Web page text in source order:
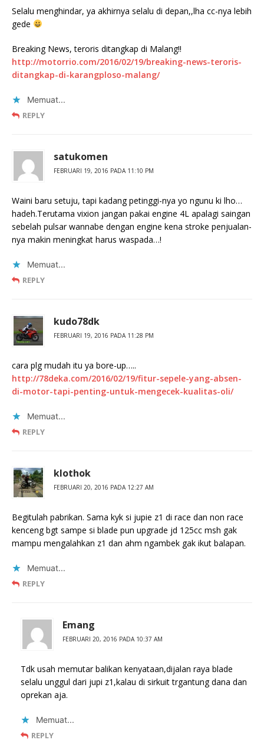
Selalu menghindar, ya akhirnya selalu di depan,,lha cc-nya lebih
gede
Breaking News, teroris ditangkap di Malang!!
http://motorrio.com/2016/02/19/breaking-news-teroris-
ditangkap-di-karangploso-malang/
Memuat...
REPLY
satukomen
FEBRUARI 19, 2016 PADA 11:10 PM
Waini baru setuju, tapi kadang petinggi-nya yo ngunu ki lho…
hadeh.Terutama vixion jangan pakai engine 4L apalagi saingan
sebelah pulsar wannabe dengan engine kena stroke penjualan-
nya makin meningkat harus waspada…!
Memuat...
REPLY
kudo78dk
FEBRUARI 19, 2016 PADA 11:28 PM
cara plg mudah itu ya bore-up…..
http://78deka.com/2016/02/19/fitur-sepele-yang-absen-
di-motor-tapi-penting-untuk-mengecek-kualitas-oli/
Memuat...
REPLY
klothok
FEBRUARI 20, 2016 PADA 12:27 AM
Begitulah pabrikan. Sama kyk si jupie z1 di race dan non race
kenceng bgt sampe si blade pun upgrade jd 125cc msh gak
mampu mengalahkan z1 dan ahm ngambek gak ikut balapan.
Memuat...
REPLY
Emang
FEBRUARI 20, 2016 PADA 10:37 AM
Tdk usah memutar balikan kenyataan,dijalan raya blade
selalu unggul dari jupi z1,kalau di sirkuit trgantung dana dan
oprekan aja.
Memuat...
REPLY